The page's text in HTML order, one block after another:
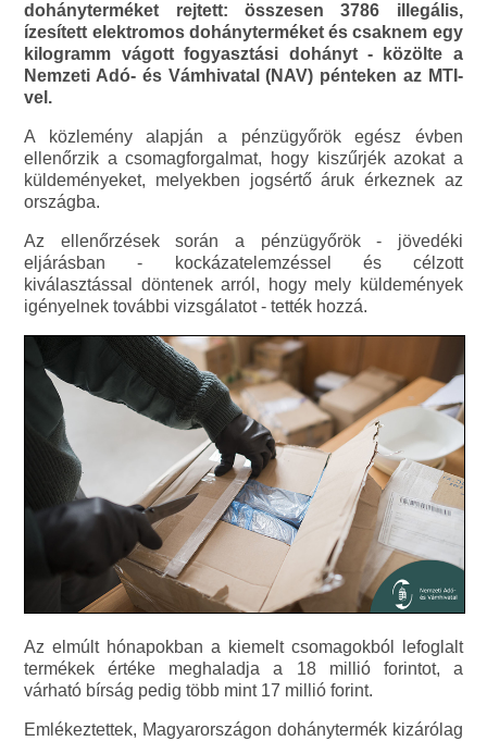
dohányterméket rejtett: összesen 3786 illegális,
ízesített elektromos dohányterméket és csaknem egy
kilogramm vágott fogyasztási dohányt - közölte a
Nemzeti Adó- és Vámhivatal (NAV) pénteken az MTI-
vel.
A közlemény alapján a pénzügyőrök egész évben
ellenőrzik a csomagforgalmat, hogy kiszűrjék azokat a
küldeményeket, melyekben jogsértő áruk érkeznek az
országba.
Az ellenőrzések során a pénzügyőrök - jövedéki
eljárásban - kockázatelemzéssel és célzott
kiválasztással döntenek arról, hogy mely küldemények
igényelnek további vizsgálatot - tették hozzá.
Az elmúlt hónapokban a kiemelt csomagokból lefoglalt
termékek értéke meghaladja a 18 millió forintot, a
várható bírság pedig több mint 17 millió forint.
Emlékeztettek, Magyarországon dohánytermék kizárólag